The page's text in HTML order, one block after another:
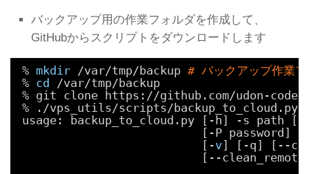
バックアップ用の作業フォルダを作成して、
GitHubからスクリプトをダウンロードします
% mkdir /var/tmp/backup # バックアップ作業フ
% cd
/var/tmp/backup
% git clone https: //github.com/udon-
% . /vps_utils/scripts/backup_to_cloud .py
usage: backup_to_cloud.py [-h] -s
[-P password]
[-v] [-q] [--
[--